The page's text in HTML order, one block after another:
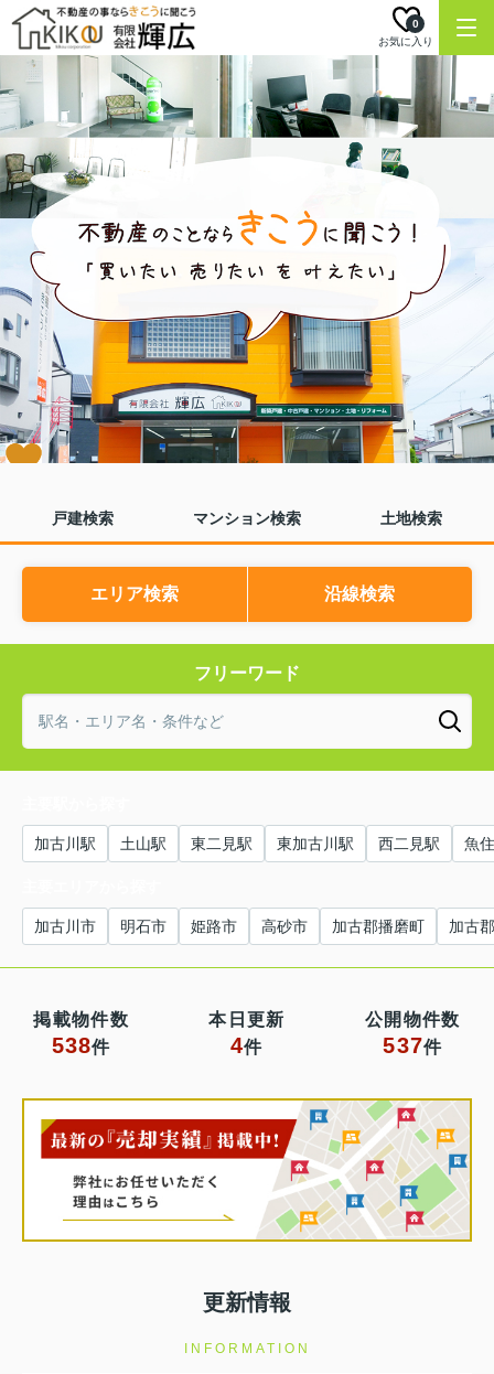
お気に入り
0
戸建検索 マンション検索 土地検索
エリア検索 沿線検索
フリーワード
加古川駅 土山駅 東二見駅 東加古川駅 西二見駅 魚
加古川市 明石市 姫路市 高砂市 加古郡播磨町 加古
掲載物件数
538件
本日更新
4件
公開物件数
537件
更新情報
INFORMATION